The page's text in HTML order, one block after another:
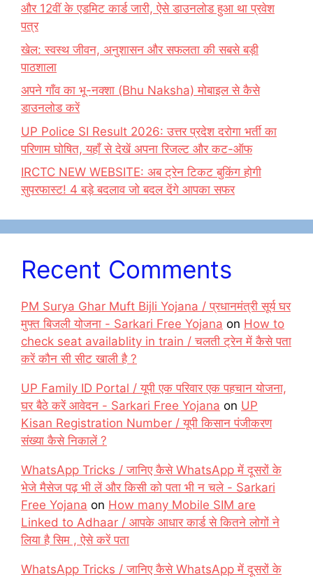
और 12वीं के एडमिट कार्ड जारी, ऐसे डाउनलोड हुआ था प्रवेश
पत्र
खेल: स्वस्थ जीवन, अनुशासन और सफलता की सबसे बड़ी
पाठशाला
अपने गाँव का भू-नक्शा (Bhu Naksha) मोबाइल से कैसे
डाउनलोड करें
UP Police SI Result 2026: उत्तर प्रदेश दरोगा भर्ती का
परिणाम घोषित, यहाँ से देखें अपना रिजल्ट और कट-ऑफ
IRCTC NEW WEBSITE: अब ट्रेन टिकट बुकिंग होगी
सुपरफास्ट! 4 बड़े बदलाव जो बदल देंगे आपका सफर
Recent Comments
PM Surya Ghar Muft Bijli Yojana / प्रधानमंत्री सूर्य घर
मुफ्त बिजली योजना - Sarkari Free Yojana on How to
check seat availablity in train / चलती ट्रेन में कैसे पता
करें कौन सी सीट खाली है ?
UP Family ID Portal / यूपी एक परिवार एक पहचान योजना,
घर बैठे करें आवेदन - Sarkari Free Yojana on UP
Kisan Registration Number / यूपी किसान पंजीकरण
संख्या कैसे निकालें ?
WhatsApp Tricks / जानिए कैसे WhatsApp में दूसरों के
भेजे मैसेज पढ़ भी लें और किसी को पता भी न चले - Sarkari
Free Yojana on How many Mobile SIM are
Linked to Adhaar / आपके आधार कार्ड से कितने लोगों ने
लिया है सिम , ऐसे करें पता
WhatsApp Tricks / जानिए कैसे WhatsApp में दूसरों के